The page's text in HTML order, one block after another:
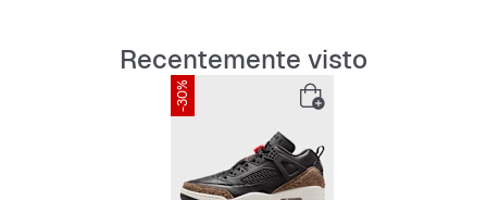
A sola exterior em borracha sólida proporciona
durabilidade e tração.Recentemente visto
-30%